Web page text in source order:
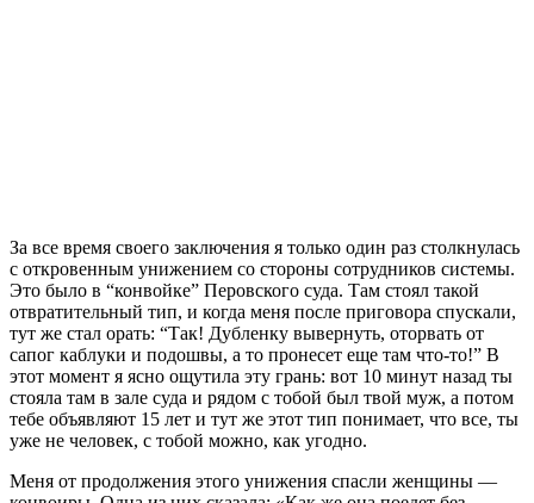
За все время своего заключения я только один раз столкнулась
с откровенным унижением со стороны сотрудников системы.
Это было в “конвойке” Перовского суда. Там стоял такой
отвратительный тип, и когда меня после приговора спускали,
тут же стал орать: “Так! Дубленку вывернуть, оторвать от
сапог каблуки и подошвы, а то пронесет еще там что-то!” В
этот момент я ясно ощутила эту грань: вот 10 минут назад ты
стояла там в зале суда и рядом с тобой был твой муж, а потом
тебе объявляют 15 лет и тут же этот тип понимает, что все, ты
уже не человек, с тобой можно, как угодно.
Меня от продолжения этого унижения спасли женщины —